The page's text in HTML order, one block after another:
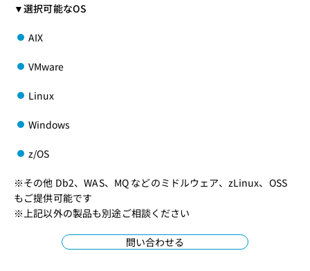
▼選択可能なOS
AIX
VMware
Linux
Windows
z/OS
※その他 Db2、WAS、MQ などのミドルウェア、zLinux、OSS
もご提供可能です
※上記以外の製品も別途ご相談ください
問い合わせる